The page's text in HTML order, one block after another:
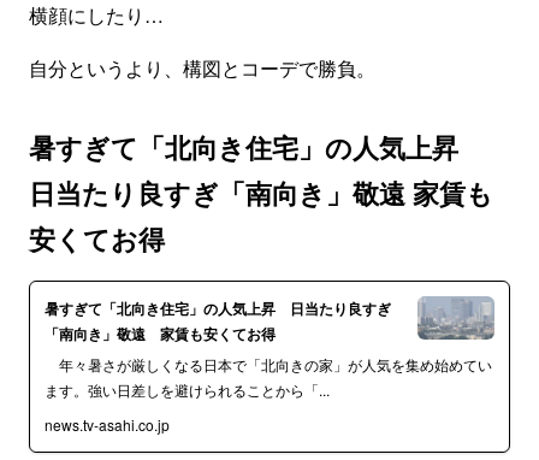
横顔にしたり…
自分というより、構図とコーデで勝負。
暑すぎて「北向き住宅」の人気上昇
日当たり良すぎ「南向き」敬遠 家賃も
安くてお得
暑すぎて「北向き住宅」の人気上昇 日当たり良すぎ
「南向き」敬遠 家賃も安くてお得
年々暑さが厳しくなる日本で「北向きの家」が人気を集め始めてい
ます。強い日差しを避けられることから「...
news.tv-asahi.co.jp